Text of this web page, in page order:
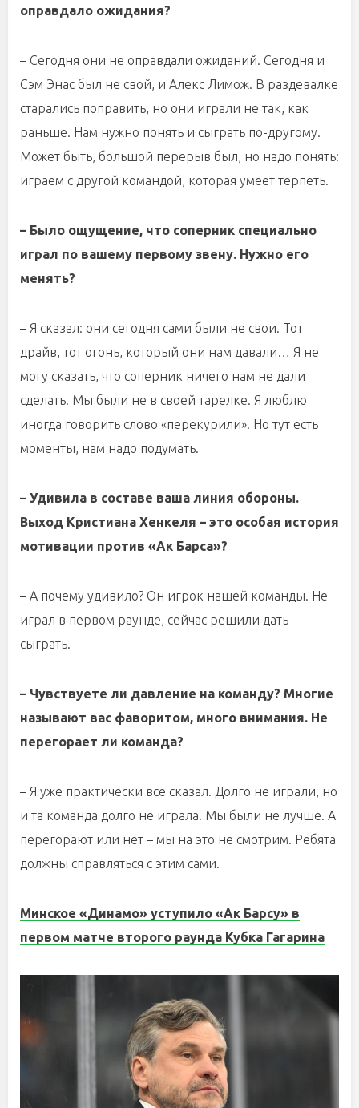
оправдало ожидания?
– Сегодня они не оправдали ожиданий. Сегодня и
Сэм Энас был не свой, и Алекс Лимож. В раздевалке
старались поправить, но они играли не так, как
раньше. Нам нужно понять и сыграть по-другому.
Может быть, большой перерыв был, но надо понять:
играем с другой командой, которая умеет терпеть.
– Было ощущение, что соперник специально
играл по вашему первому звену. Нужно его
менять?
– Я сказал: они сегодня сами были не свои. Тот
драйв, тот огонь, который они нам давали… Я не
могу сказать, что соперник ничего нам не дали
сделать. Мы были не в своей тарелке. Я люблю
иногда говорить слово «перекурили». Но тут есть
моменты, нам надо подумать.
– Удивила в составе ваша линия обороны.
Выход Кристиана Хенкеля – это особая история
мотивации против «Ак Барса»?
– А почему удивило? Он игрок нашей команды. Не
играл в первом раунде, сейчас решили дать
сыграть.
– Чувствуете ли давление на команду? Многие
называют вас фаворитом, много внимания. Не
перегорает ли команда?
– Я уже практически все сказал. Долго не играли, но
и та команда долго не играла. Мы были не лучше. А
перегорают или нет – мы на это не смотрим. Ребята
должны справляться с этим сами.
Минское «Динамо» уступило «Ак Барсу» в
первом матче второго раунда Кубка Гагарина